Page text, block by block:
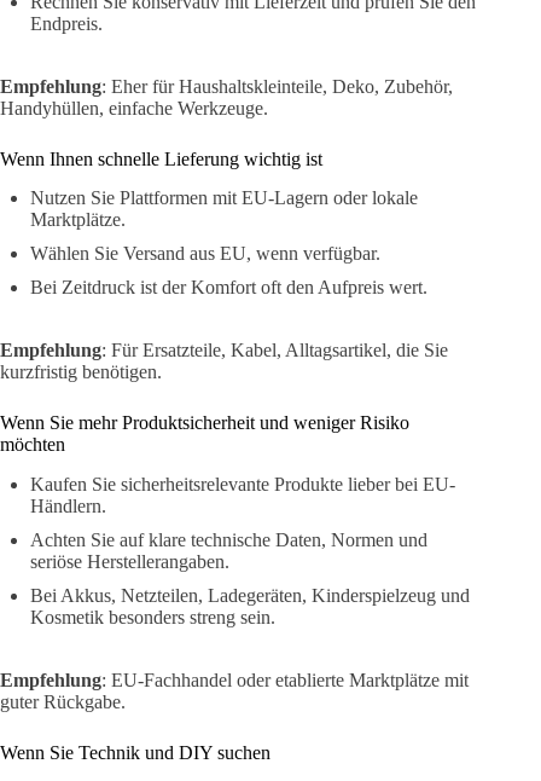
Endpreis.
Empfehlung: Eher für Haushaltskleinteile, Deko, Zubehör,
Handyhüllen, einfache Werkzeuge.
Wenn Ihnen schnelle Lieferung wichtig ist
Nutzen Sie Plattformen mit EU-Lagern oder lokale
Marktplätze.
Wählen Sie Versand aus EU, wenn verfügbar.
Bei Zeitdruck ist der Komfort oft den Aufpreis wert.
Empfehlung: Für Ersatzteile, Kabel, Alltagsartikel, die Sie
kurzfristig benötigen.
Wenn Sie mehr Produktsicherheit und weniger Risiko
möchten
Kaufen Sie sicherheitsrelevante Produkte lieber bei EU-
Händlern.
Achten Sie auf klare technische Daten, Normen und
seriöse Herstellerangaben.
Bei Akkus, Netzteilen, Ladegeräten, Kinderspielzeug und
Kosmetik besonders streng sein.
Empfehlung: EU-Fachhandel oder etablierte Marktplätze mit
guter Rückgabe.
Wenn Sie Technik und DIY suchen